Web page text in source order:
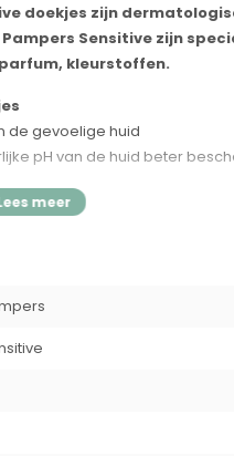
doekjes zijn
Sensitive zijn
kleurstoffen.
de gevoelige huid
pH van de huid beter